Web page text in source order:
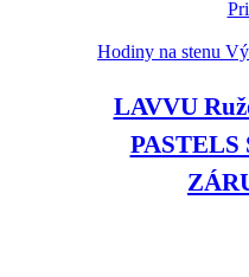
Hodiny na stenu
LAVVU
PASTELS